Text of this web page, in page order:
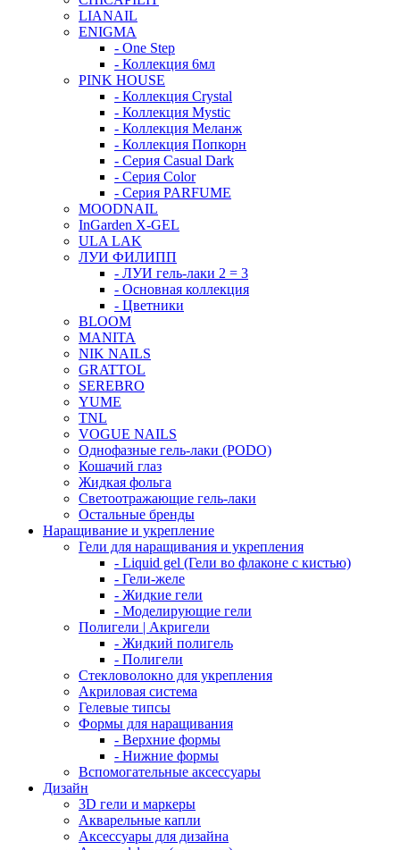
LIANAIL
ENIGMA
- One Step
- Коллекция 6мл
PINK HOUSE
- Коллекция Crystal
- Коллекция Mystic
- Коллекция Меланж
- Коллекция Попкорн
- Серия Casual Dark
- Серия Color
- Серия PARFUME
MOODNAIL
InGarden X-GEL
ULA LAK
ЛУИ ФИЛИПП
- ЛУИ гель-лаки 2 = 3
- Основная коллекция
- Цветники
BLOOM
MANITA
NIK NAILS
GRATTOL
SEREBRO
YUME
TNL
VOGUE NAILS
Однофазные гель-лаки (PODO)
Кошачий глаз
Жидкая фольга
Светоотражающие гель-лаки
Остальные бренды
Наращивание и укрепление
Гели для наращивания и укрепления
- Liquid gel (Гели во флаконе с кистью)
- Гели-желе
- Жидкие гели
- Моделирующие гели
Полигели | Акригели
- Жидкий полигель
- Полигели
Стекловолокно для укрепления
Акриловая система
Гелевые типсы
Формы для наращивания
- Верхние формы
- Нижние формы
Вспомогательные аксессуары
Дизайн
3D гели и маркеры
Акварельные капли
Аксессуары для дизайна